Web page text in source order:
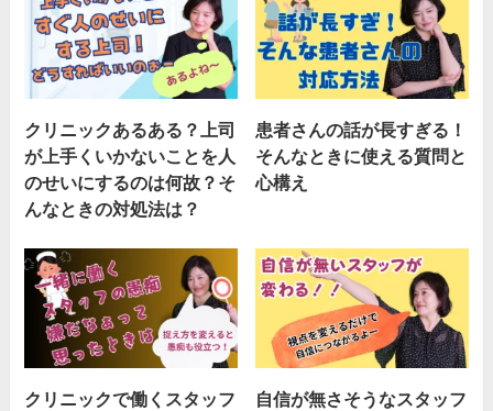
クリニックあるある？上司
が上手くいかないことを人
のせいにするのは何故？そ
んなときの対処法は？
患者さんの話が長すぎる！
そんなときに使える質問と
心構え
クリニックで働くスタッフ
自信が無さそうなスタッフ